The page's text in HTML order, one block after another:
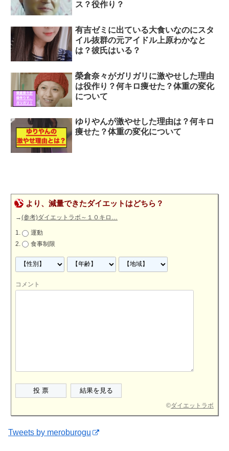
ス？役作り？
有吉ゼミに出ている大食いなのにスタ
イル抜群の元アイドル上原わかなと
は？彼氏はいる？
榮倉奈々がガリガリに激やせした理由
は役作り？何キロ痩せた？体重の変化
について
ゆりやんが激やせした理由は？何キロ
痩せた？体重の変化について
より、減量できたダイエットはどちら？
→(参考)ダイエットラボ～１０キロ…
運動
食事制限
コメント
©ダイエットラボ
Tweets by meroburogu